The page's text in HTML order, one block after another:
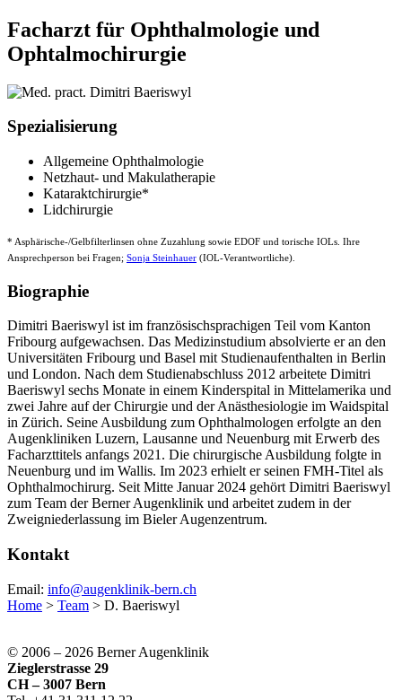
Facharzt für Ophthalmologie und
Ophtalmochirurgie
Spezialisierung
Allgemeine Ophthalmologie
Netzhaut- und Makulatherapie
Kataraktchirurgie*
Lidchirurgie
* Asphärische-/Gelbfilterlinsen ohne Zuzahlung sowie EDOF und torische IOLs. Ihre
Ansprechperson bei Fragen; Sonja Steinhauer (IOL-Verantwortliche).
Biographie
Dimitri Baeriswyl ist im französischsprachigen Teil vom Kanton
Fribourg aufgewachsen. Das Medizinstudium absolvierte er an den
Universitäten Fribourg und Basel mit Studienaufenthalten in Berlin
und London. Nach dem Studienabschluss 2012 arbeitete Dimitri
Baeriswyl sechs Monate in einem Kinderspital in Mittelamerika und
zwei Jahre auf der Chirurgie und der Anästhesiologie im Waidspital
in Zürich. Seine Ausbildung zum Ophthalmologen erfolgte an den
Augenkliniken Luzern, Lausanne und Neuenburg mit Erwerb des
Facharzttitels anfangs 2021. Die chirurgische Ausbildung folgte in
Neuenburg und im Wallis. Im 2023 erhielt er seinen FMH-Titel als
Ophthalmochirurg. Seit Mitte Januar 2024 gehört Dimitri Baeriswyl
zum Team der Berner Augenklinik und arbeitet zudem in der
Zweigniederlassung im Bieler Augenzentrum.
Kontakt
Email: info@augenklinik-bern.ch
Home > Team > D. Baeriswyl
© 2006 – 2026 Berner Augenklinik
Zieglerstrasse 29
CH – 3007 Bern